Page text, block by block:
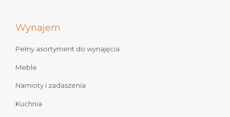
Wynajem
Pełny asortyment do wynajęcia
Meble
Namioty i zadaszenia
Kuchnia